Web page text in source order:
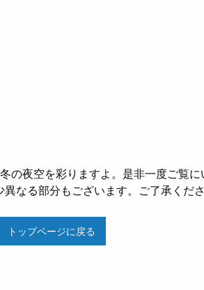
の夜空を彩りますよ。是非一度ご覧
なる部分もございます。ご了承くださ
トップページに戻る